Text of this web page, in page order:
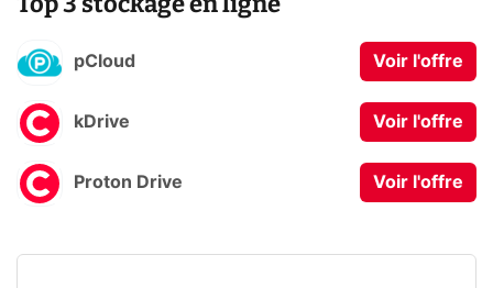
pCloud Voir l'offre
kDrive Voir l'offre
Proton Drive Voir l'offre